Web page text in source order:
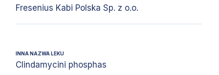
Fresenius Kabi Polska Sp. z o.o.
INNA NAZWA LEKU
Clindamycini phosphas